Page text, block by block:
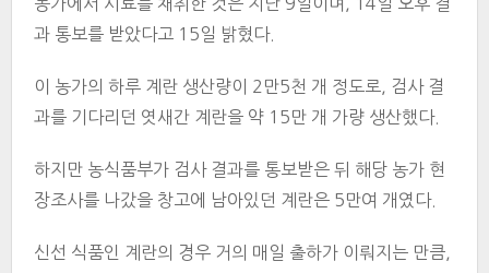
과 통보를 받았다고 15일 밝혔다.
이 농가의 하루 계란 생산량이 2만5천 개 정도로, 검사 결
과를 기다리던 엿새간 계란을 약 15만 개 가량 생산했다.
하지만 농식품부가 검사 결과를 통보받은 뒤 해당 농가 현
장조사를 나갔을 창고에 남아있던 계란은 5만여 개였다.
신선 식품인 계란의 경우 거의 매일 출하가 이뤄지는 만큼,